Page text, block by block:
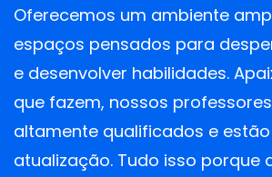
Oferecemos um ambiente
espaços pensados para
e desenvolver habilidades.
que fazem, nossos
altamente qualificados e
atualização. Tudo isso porque